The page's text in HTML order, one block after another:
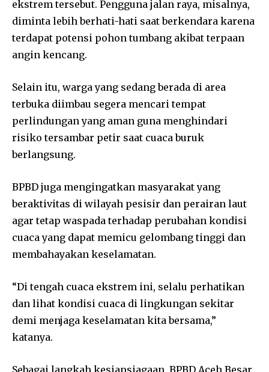
ekstrem tersebut. Pengguna jalan raya, misalnya,
diminta lebih berhati-hati saat berkendara karena
terdapat potensi pohon tumbang akibat terpaan
angin kencang.
Selain itu, warga yang sedang berada di area
terbuka diimbau segera mencari tempat
perlindungan yang aman guna menghindari
risiko tersambar petir saat cuaca buruk
berlangsung.
BPBD juga mengingatkan masyarakat yang
beraktivitas di wilayah pesisir dan perairan laut
agar tetap waspada terhadap perubahan kondisi
cuaca yang dapat memicu gelombang tinggi dan
membahayakan keselamatan.
“Di tengah cuaca ekstrem ini, selalu perhatikan
dan lihat kondisi cuaca di lingkungan sekitar
demi menjaga keselamatan kita bersama,”
katanya.